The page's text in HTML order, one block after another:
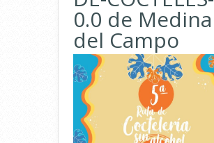
0.0 de Medina
del Campo